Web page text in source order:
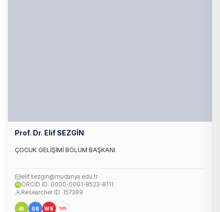
Prof. Dr. Elif SEZGİN
ÇOCUK GELİŞİMİ BÖLÜM BAŞKANI
elif.sezgin@mudanya.edu.tr
iD ORCID ID: 0000-0001-8523-8111
Researcher ID: 157389
iD GS WS